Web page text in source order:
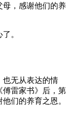
母，感谢他们的养
。
也无从表达的情
傅雷家书》后，第
们的养育之恩。